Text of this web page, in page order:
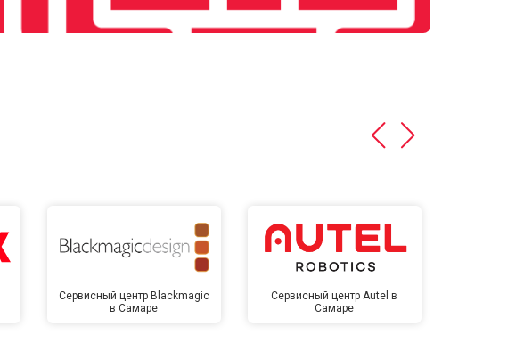
Сервисный центр Blackmagic
в Самаре
Сервисный центр Autel в
Самаре